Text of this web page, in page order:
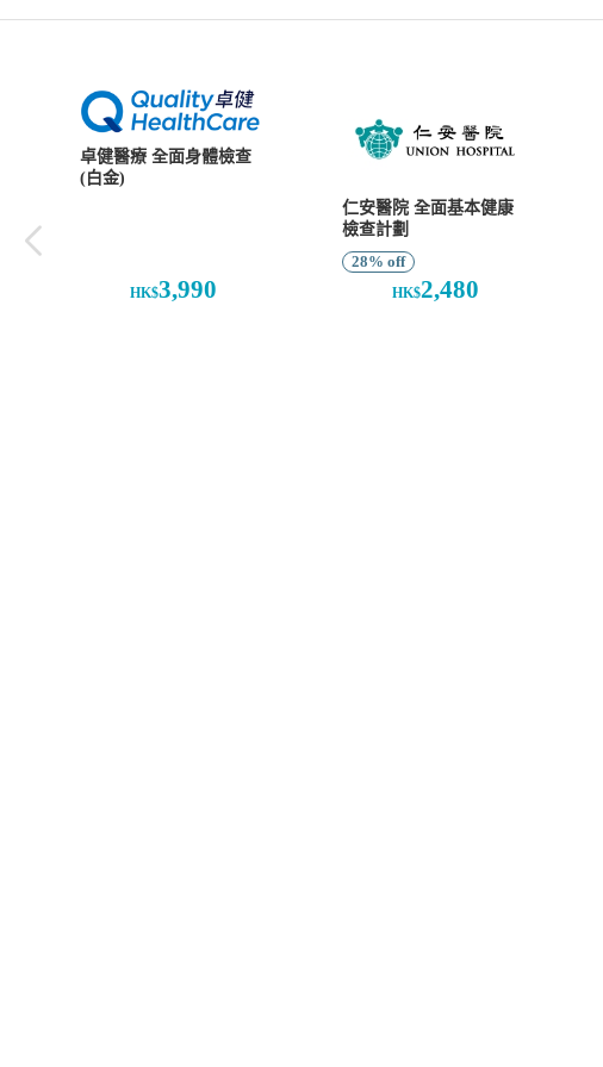
卓健醫療 全面身體檢查
(白金)
HK$3,990
仁安醫院 全面基本健康
檢查計劃
28% off
HK$2,480